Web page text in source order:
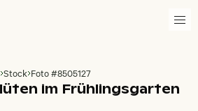
Homepage
Stock Foto #8505127
im Frühlingsgarten